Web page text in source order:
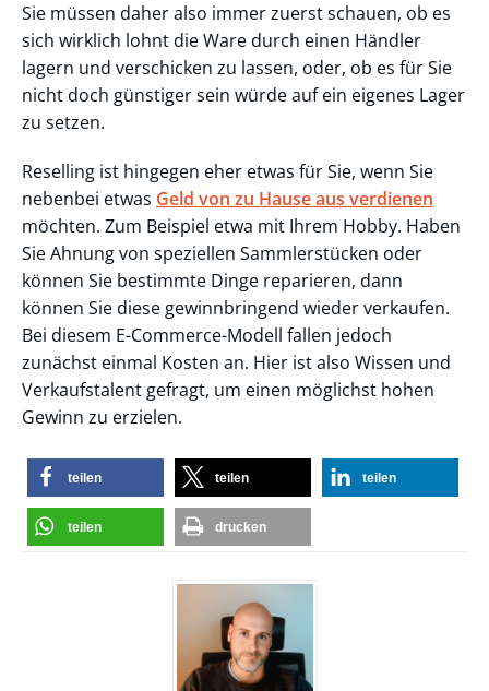
Sie müssen daher also immer zuerst schauen, ob es
sich wirklich lohnt die Ware durch einen Händler
lagern und verschicken zu lassen, oder, ob es für Sie
nicht doch günstiger sein würde auf ein eigenes Lager
zu setzen.
Reselling ist hingegen eher etwas für Sie, wenn Sie
nebenbei etwas Geld von zu Hause aus verdienen
möchten. Zum Beispiel etwa mit Ihrem Hobby. Haben
Sie Ahnung von speziellen Sammlerstücken oder
können Sie bestimmte Dinge reparieren, dann
können Sie diese gewinnbringend wieder verkaufen.
Bei diesem E-Commerce-Modell fallen jedoch
zunächst einmal Kosten an. Hier ist also Wissen und
Verkaufstalent gefragt, um einen möglichst hohen
Gewinn zu erzielen.
teilen teilen teilen
teilen drucken